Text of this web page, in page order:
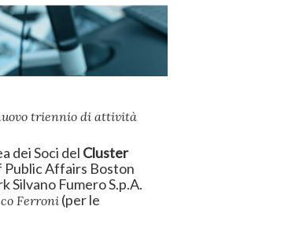
triennio di attività
dei Soci del Cluster
Public Affairs Boston
Silvano Fumero S.p.A.
Ferroni(per le